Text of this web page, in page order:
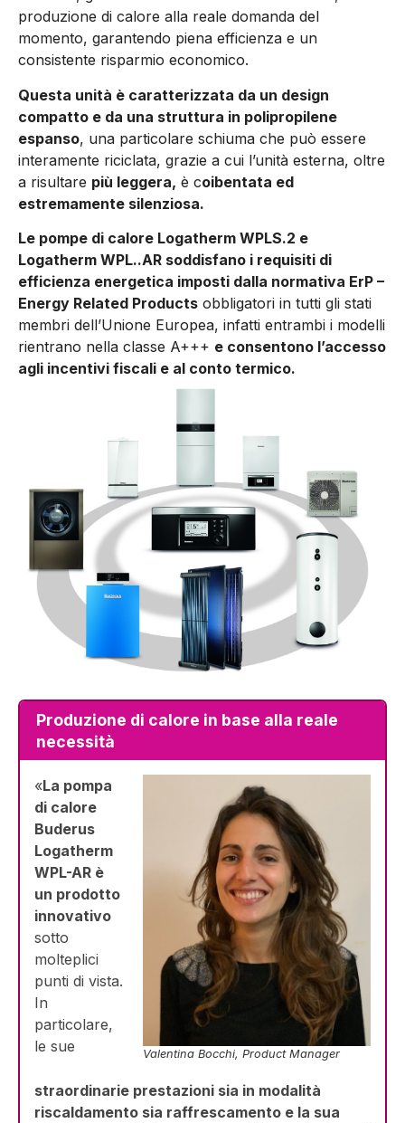
produzione di calore alla reale domanda del
momento, garantendo piena efficienza e un
consistente risparmio economico.
Questa unità è caratterizzata da un design
compatto e da una struttura in polipropilene
espanso, una particolare schiuma che può essere
interamente riciclata, grazie a cui l’unità esterna, oltre
a risultare più leggera, è coibentata ed
estremamente silenziosa.
Le pompe di calore Logatherm WPLS.2 e
Logatherm WPL..AR soddisfano i requisiti di
efficienza energetica imposti dalla normativa ErP –
Energy Related Products obbligatori in tutti gli stati
membri dell’Unione Europea, infatti entrambi i modelli
rientrano nella classe A+++ e consentono l’accesso
agli incentivi fiscali e al conto termico.
Produzione di calore in base alla reale
necessità
Valentina Bocchi, Product Manager
«La pompa
di calore
Buderus
Logatherm
WPL-AR è
un prodotto
innovativo
sotto
molteplici
punti di vista.
In
particolare,
le sue
straordinarie prestazioni sia in modalità
riscaldamento sia raffrescamento e la sua